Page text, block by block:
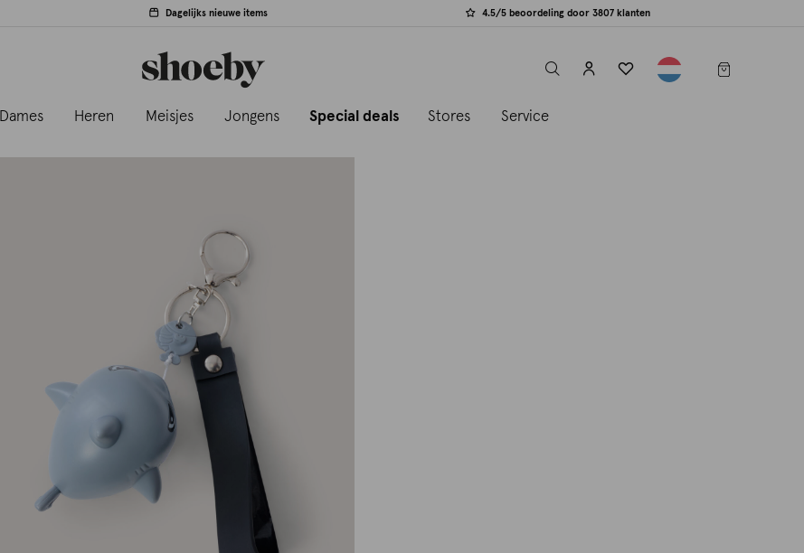
Dagelijks nieuwe items 4.5/5 beoordeling door 3807 klanten
label.header.toggle
Dames Heren Meisjes Jongens Special deals Stores Service